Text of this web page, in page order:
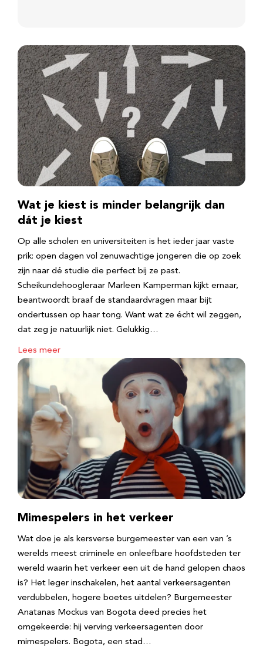
Wat je kiest is minder belangrijk dan
dát je kiest
Op alle scholen en universiteiten is het ieder jaar vaste
prik: open dagen vol zenuwachtige jongeren die op zoek
zijn naar dé studie die perfect bij ze past.
Scheikundehoogleraar Marleen Kamperman kijkt ernaar,
beantwoordt braaf de standaardvragen maar bijt
ondertussen op haar tong. Want wat ze écht wil zeggen,
dat zeg je natuurlijk niet. Gelukkig…
Lees meer
Mimespelers in het verkeer
Wat doe je als kersverse burgemeester van een van ’s
werelds meest criminele en onleefbare hoofdsteden ter
wereld waarin het verkeer een uit de hand gelopen chaos
is? Het leger inschakelen, het aantal verkeersagenten
verdubbelen, hogere boetes uitdelen? Burgemeester
Anatanas Mockus van Bogota deed precies het
omgekeerde: hij verving verkeersagenten door
mimespelers. Bogota, een stad…